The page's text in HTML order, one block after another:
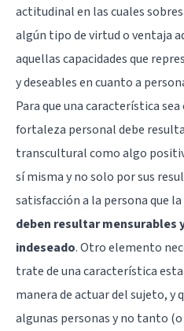
actitudinal en las cuales
algún tipo de virtud o ventaja
aquellas capacidades que
y deseables en cuanto a
Para que una característica
fortaleza personal debe
transcultural como algo
sí misma y no solo por sus
satisfacción a la persona que
deben resultar mensurables
indeseado. Otro elemento
trate de una característica
manera de actuar del sujeto, y
algunas personas y no tanto